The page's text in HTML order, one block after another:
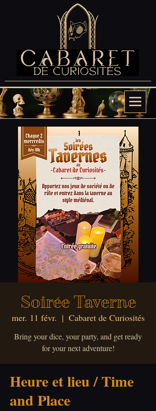
Soirée Taverne
mer. 11 févr.
  |
Cabaret de Curiosités
Bring your dice, your party, and get ready
for your next adventure!
Heure et lieu / Time
and Place